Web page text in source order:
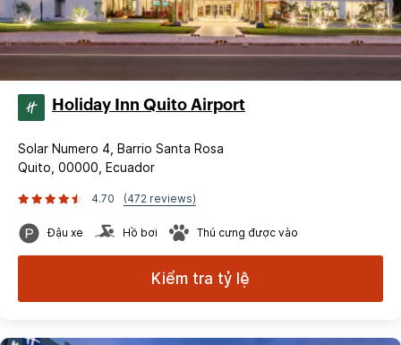
Holiday Inn Quito Airport
Solar Numero 4, Barrio Santa Rosa
Quito, 00000, Ecuador
4.70 (472 reviews)
Đậu xe Hồ bơi Thú cưng được vào
Kiểm tra tỷ lệ